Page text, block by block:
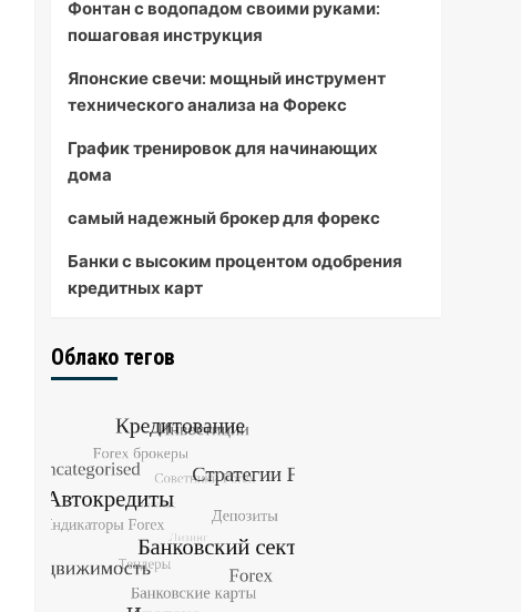
Фонтан с водопадом своими руками:
пошаговая инструкция
Японские свечи: мощный инструмент
технического анализа на Форекс
График тренировок для начинающих
дома
самый надежный брокер для форекс
Банки с высоким процентом одобрения
кредитных карт
Облако тегов